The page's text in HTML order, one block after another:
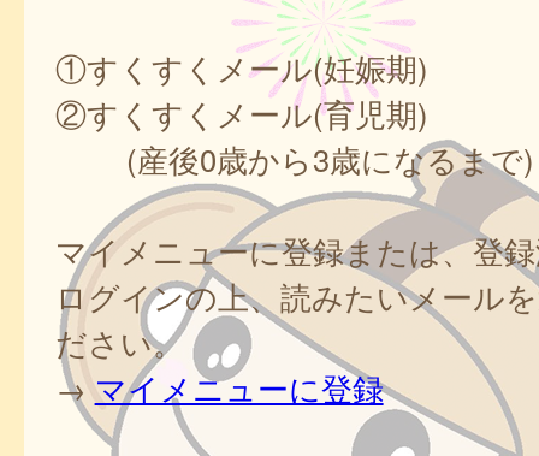
①すくすくメール(妊娠期)
②すくすくメール(育児期)
(産後0歳から3歳になるまで)
マイメニューに登録または、登
ログインの上、読みたいメール
ださい。
→ マイメニューに登録